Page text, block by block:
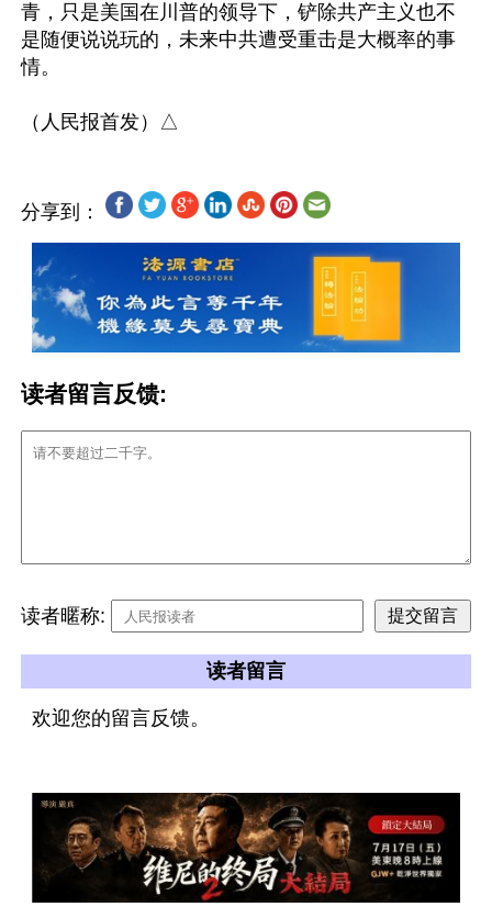
青，只是美国在川普的领导下，铲除共产主义也不
是随便说说玩的，未来中共遭受重击是大概率的事
情。
分享到：
读者留言反馈:
读者暱称:
读者留言
欢迎您的留言反馈。